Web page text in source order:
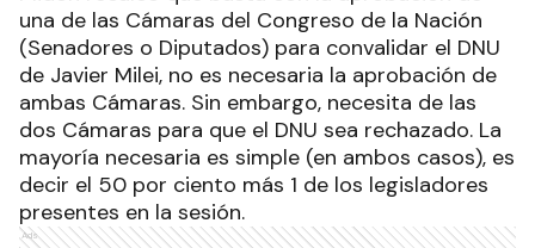
una de las Cámaras del Congreso de la Nación
(Senadores o Diputados) para convalidar el DNU
de Javier Milei, no es necesaria la aprobación de
ambas Cámaras. Sin embargo, necesita de las
dos Cámaras para que el DNU sea rechazado. La
mayoría necesaria es simple (en ambos casos), es
decir el 50 por ciento más 1 de los legisladores
presentes en la sesión.
Ads